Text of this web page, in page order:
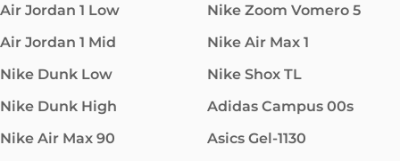
Air Jordan 1 Low
Air Jordan 1 Mid
Nike Dunk Low
Nike Dunk High
Nike Air Max 90
Nike Zoom Vomero 5
Nike Air Max 1
Nike Shox TL
Adidas Campus 00s
Asics Gel-1130